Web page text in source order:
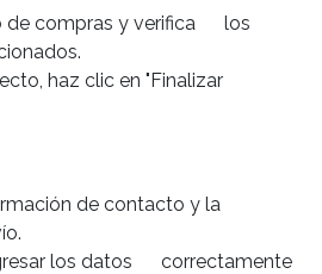
de compras y verifica los
haz clic en "Finalizar
de contacto y la
los datos correctamente